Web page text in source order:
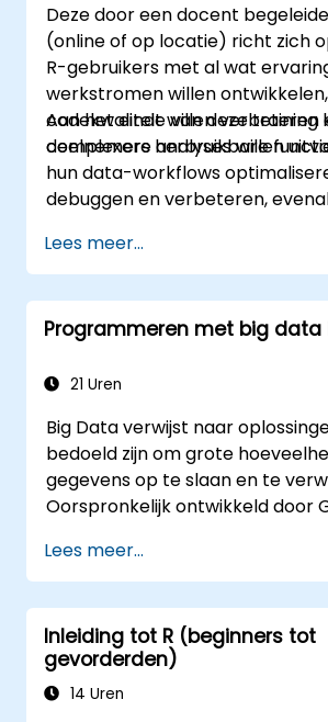
Deze door een docent
(online of op locatie) richt zich
R-gebruikers met al wat
werkstromen willen
codekwaliteit willen verbeteren
complexere analyses willen
Aan het einde van deze training
deelnemers herbruikbare
hun data-workflows
debuggen en verbeteren,
Lees meer...
Programmeren met big data
21 Uren
Big Data verwijst naar
bedoeld zijn om grote
gegevens op te slaan en te
Oorspronkelijk ontwikkeld door
verder ontwikkeld en waren ze
voor tal van soortgelijke
er veel als open source
een populaire programmeertaal
financiële sector.
Lees meer...
Inleiding tot R (beginners tot
gevorderden)
14 Uren